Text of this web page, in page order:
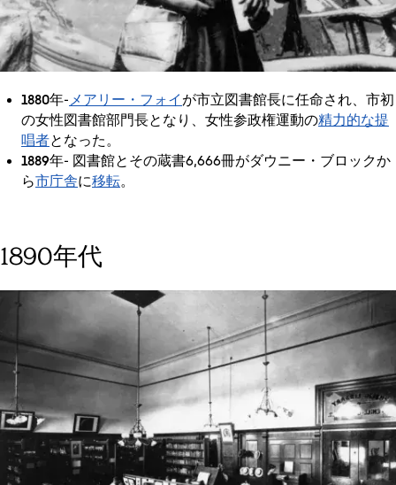
1880年- メアリー・フォイ が市立図書館長に任命され、市初
の女性図書館部門長となり、女性参政権運動の精力的な提
唱者となった。
1889年- 図書館とその蔵書6,666冊がダウニー・ブロックか
ら市庁舎に移転。
1890年代